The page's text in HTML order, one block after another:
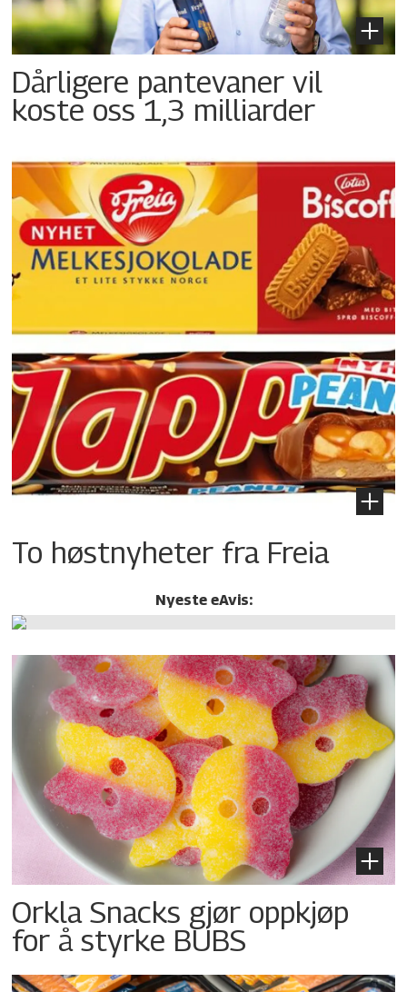
Dårligere pantevaner vil
koste oss 1,3 milliarder
To høstnyheter fra Freia
Nyeste eAvis:
Orkla Snacks gjør oppkjøp
for å styrke BUBS